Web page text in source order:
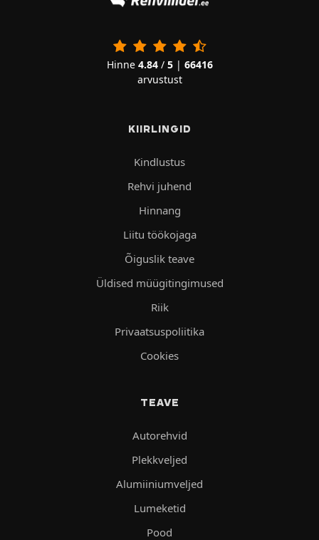
Hinne 4.84/ 5| 66416
arvustust
KIIRLINGID
Kindlustus
Rehvi juhend
Hinnang
Liitu töökojaga
Õiguslik teave
Üldised müügitingimused
Riik
Privaatsuspoliitika
Cookies
TEAVE
Autorehvid
Plekkveljed
Alumiiniumveljed
Lumeketid
Pood